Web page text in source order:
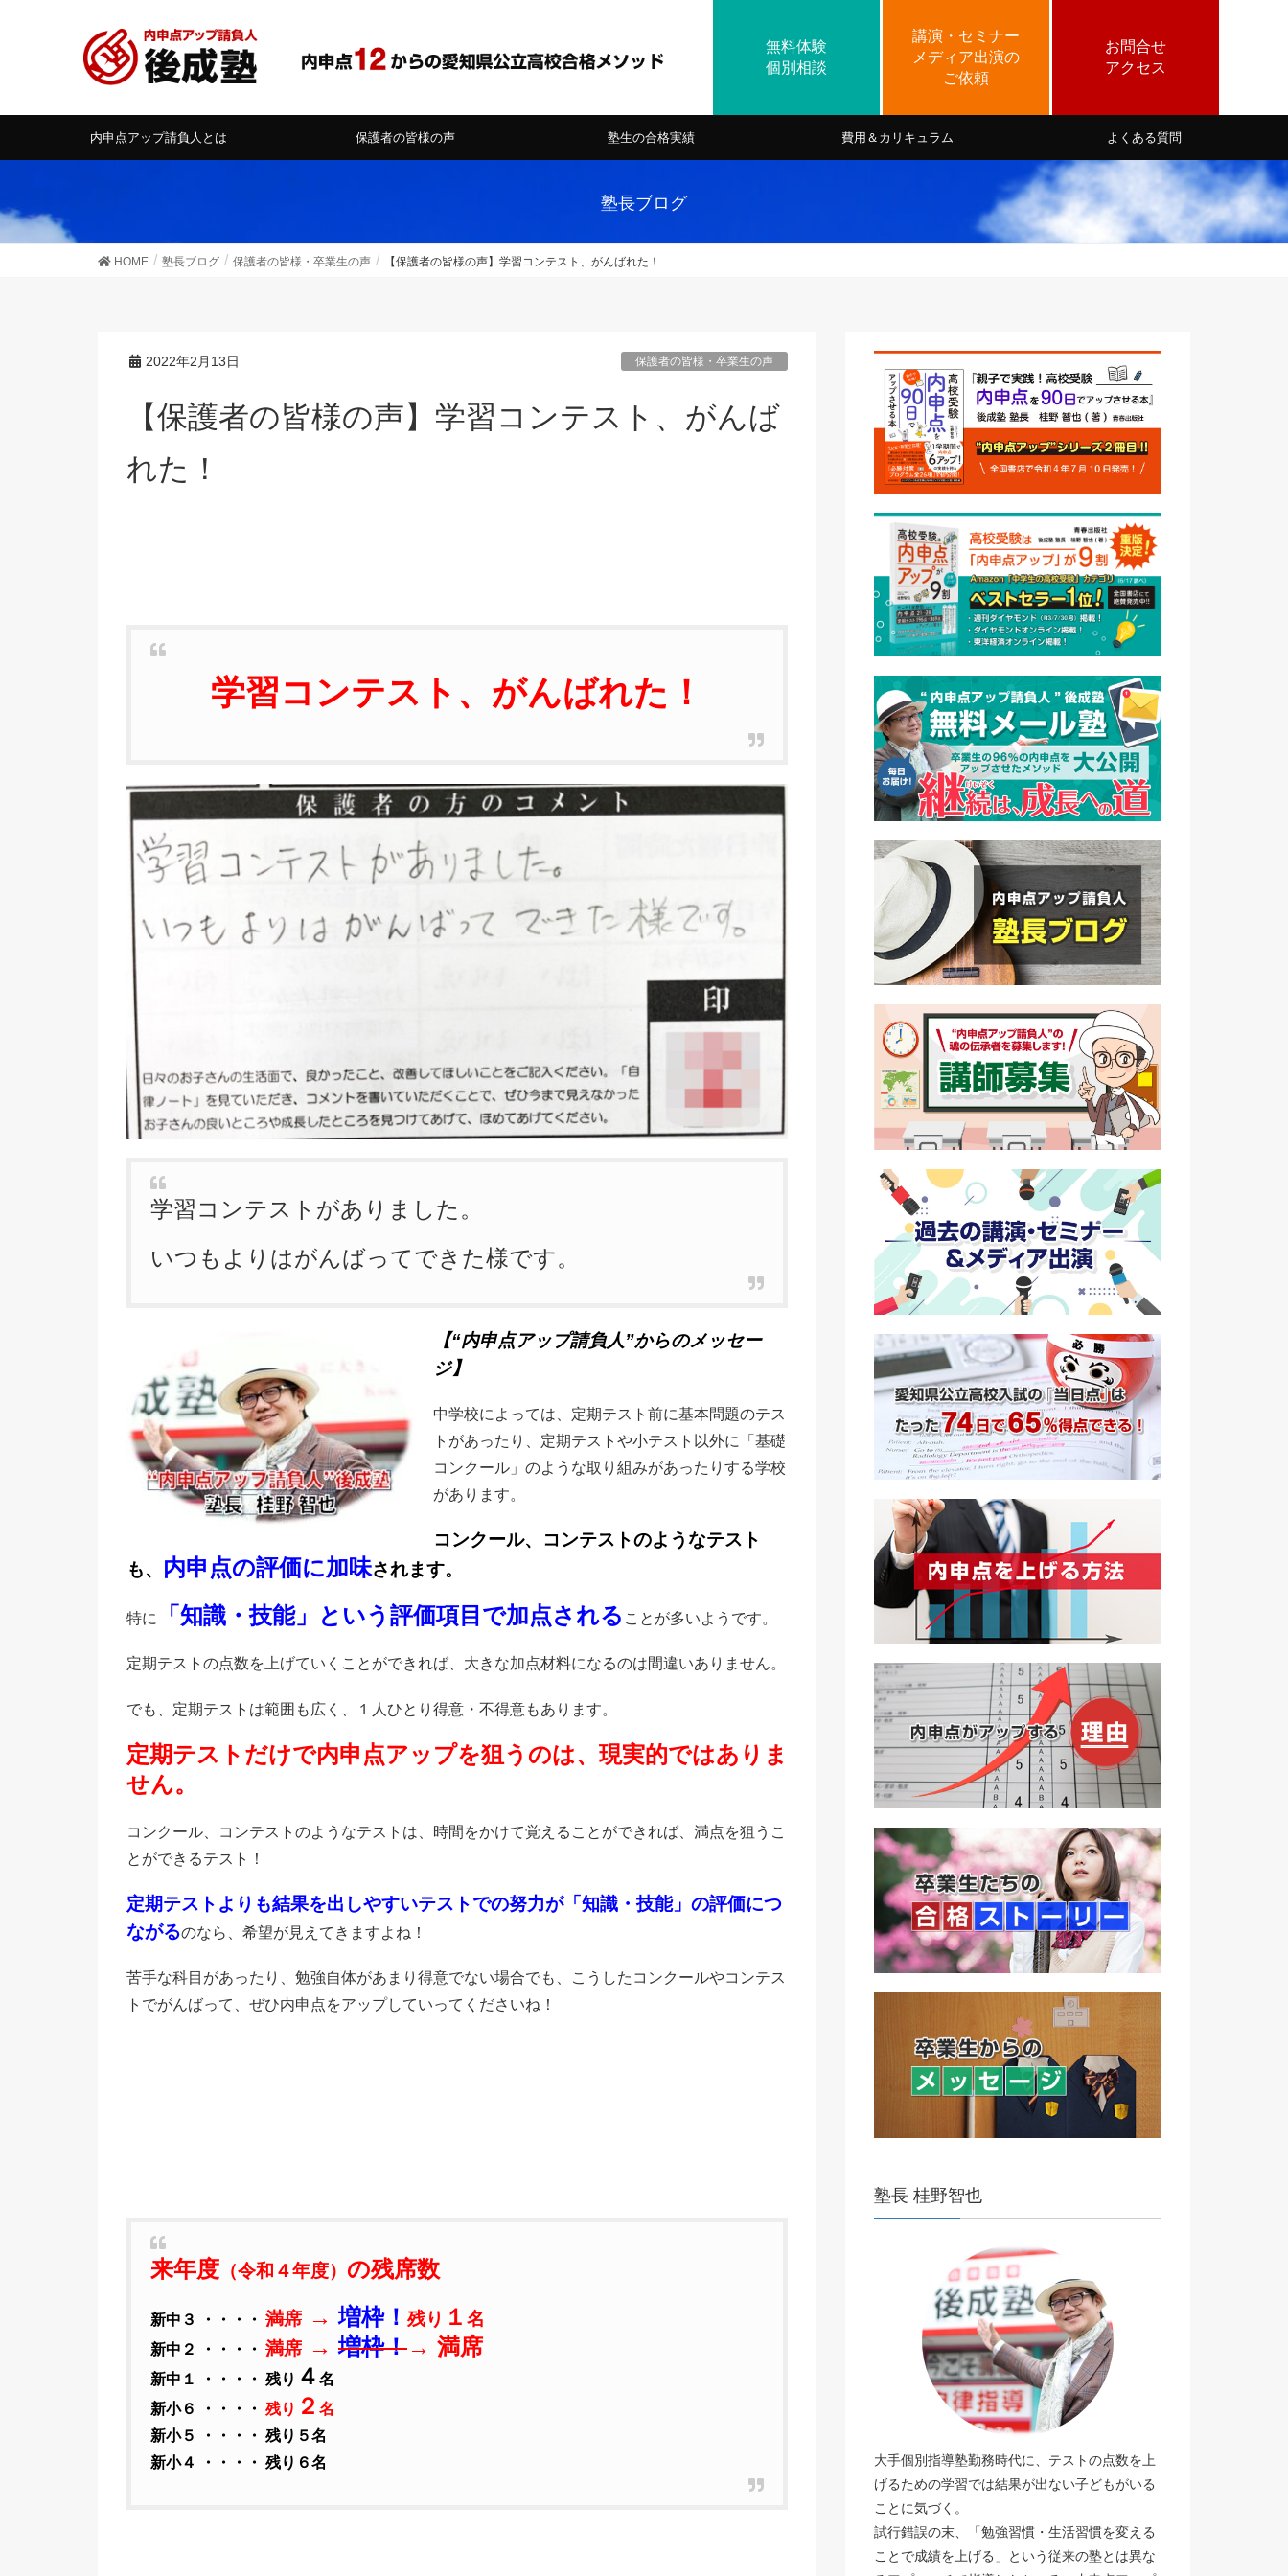
内申点アップ請負人とは 保護者の皆様の声 塾生の合格実績 費用＆カリキュラム よくある質問
塾長ブログ
HOME 塾長ブログ 保護者の皆様・卒業生の声 【保護者の皆様の声】学習コンテスト、がんばれた！
2022年2月13日 保護者の皆様・卒業生の声
【保護者の皆様の声】学習コンテスト、がんば
れた！
学習コンテスト、がんばれた！
学習コンテストがありました。
いつもよりはがんばってできた様です。
【“内申点アップ請負人”からのメッセー
ジ】
中学校によっては、定期テスト前に基本問題のテス
トがあったり、定期テストや小テスト以外に「基礎
コンクール」のような取り組みがあったりする学校
があります。
コンクール、コンテストのようなテスト
も、 内申点の評価に加味されます。
特に 「知識・技能」という評価項目で加点される ことが多いようです。
定期テストの点数を上げていくことができれば、大きな加点材料になるのは間違いありません。
でも、定期テストは範囲も広く、１人ひとり得意・不得意もあります。
定期テストだけで内申点アップを狙うのは、現実的ではありま
せん。
コンクール、コンテストのようなテストは、時間をかけて覚えることができれば、満点を狙うこ
とができるテスト！
定期テストよりも結果を出しやすいテストでの努力が「知識・技能」の評価につ
ながるのなら、希望が見えてきますよね！
苦手な科目があったり、勉強自体があまり得意でない場合でも、こうしたコンクールやコンテス
トでがんばって、ぜひ内申点をアップしていってくださいね！
来年度 （令和４年度） の残席数
新中３ ・・・・ 満席 →増枠！ 残り １ 名
新中２ ・・・・ 満席 →増枠！→ 満席
新中１ ・・・・ 残り ４ 名
新小６ ・・・・ 残り ２ 名
新小５ ・・・・ 残り５名
新小４ ・・・・ 残り６名
塾長 桂野智也
大手個別指導塾勤務時代に、テストの点数を上
げるための学習では結果が出ない子どもがいる
ことに気づく。
試行錯誤の末、「勉強習慣・生活習慣を変える
ことで成績を上げる」という従来の塾とは異な